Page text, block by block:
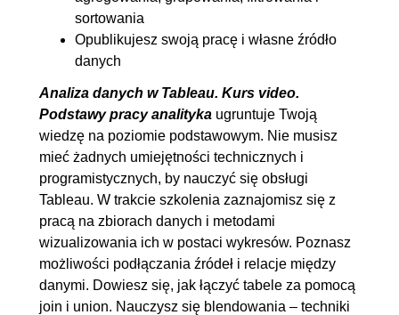
5.6. Rankingi
6. Funkcje LOD 00:34:38
tworzenia
6.2. FIXED
00:07:19
6.3. INCLUDE
00:05:44
6.4. EXCLUDE
00:05:59
6.5. Funkcje LOD i funkcja IF
00:03:50
6.6. Kolejność filtrowania i
operacji w Tableau
00:06:55
7. Parametry i Sety 00:44:32
sortowania
Opublikujesz swoją pracę i własne źródło
danych
Analiza danych w Tableau. Kurs video.
Podstawy pracy analityka ugruntuje Twoją
wiedzę na poziomie podstawowym. Nie musisz
mieć żadnych umiejętności technicznych i
programistycznych, by nauczyć się obsługi
Tableau. W trakcie szkolenia zaznajomisz się z
pracą na zbiorach danych i metodami
wizualizowania ich w postaci wykresów. Poznasz
możliwości podłączania źródeł i relacje między
danymi. Dowiesz się, jak łączyć tabele za pomocą
join i union. Nauczysz się blendowania – techniki